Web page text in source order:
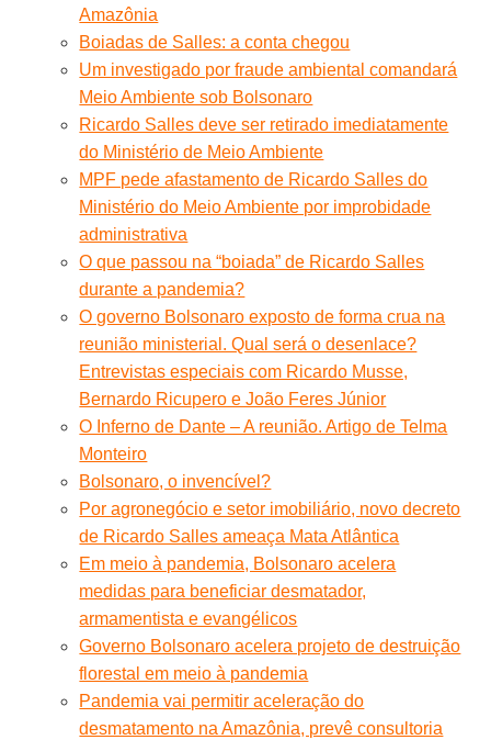
Amazônia
Boiadas de Salles: a conta chegou
Um investigado por fraude ambiental comandará
Meio Ambiente sob Bolsonaro
Ricardo Salles deve ser retirado imediatamente
do Ministério de Meio Ambiente
MPF pede afastamento de Ricardo Salles do
Ministério do Meio Ambiente por improbidade
administrativa
O que passou na “boiada” de Ricardo Salles
durante a pandemia?
O governo Bolsonaro exposto de forma crua na
reunião ministerial. Qual será o desenlace?
Entrevistas especiais com Ricardo Musse,
Bernardo Ricupero e João Feres Júnior
O Inferno de Dante – A reunião. Artigo de Telma
Monteiro
Bolsonaro, o invencível?
Por agronegócio e setor imobiliário, novo decreto
de Ricardo Salles ameaça Mata Atlântica
Em meio à pandemia, Bolsonaro acelera
medidas para beneficiar desmatador,
armamentista e evangélicos
Governo Bolsonaro acelera projeto de destruição
florestal em meio à pandemia
Pandemia vai permitir aceleração do
desmatamento na Amazônia, prevê consultoria